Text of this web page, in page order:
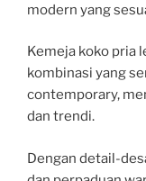
modern yang
Kemeja koko pria
kombinasi yang
contemporary,
dan trendi.
Dengan detail-